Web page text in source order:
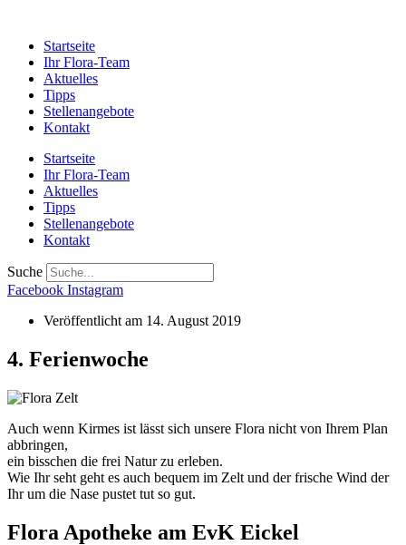
Startseite
Ihr Flora-Team
Aktuelles
Tipps
Stellenangebote
Kontakt
Startseite
Ihr Flora-Team
Aktuelles
Tipps
Stellenangebote
Kontakt
Suche
Facebook Instagram
Veröffentlicht am 14. August 2019
4. Ferienwoche
Auch wenn Kirmes ist lässt sich unsere Flora nicht von Ihrem Plan
abbringen,
ein bisschen die frei Natur zu erleben.
Wie Ihr seht geht es auch bequem im Zelt und der frische Wind der
Ihr um die Nase pustet tut so gut.
Flora Apotheke am EvK Eickel